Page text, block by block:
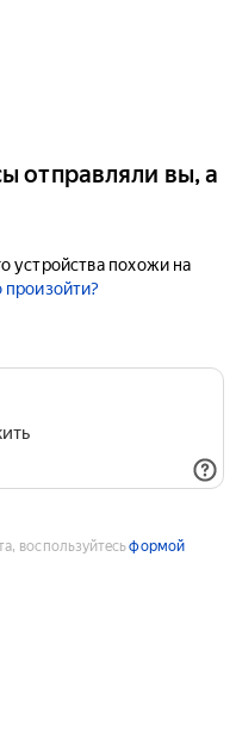
отправляли вы, а
устройства похожи на
произойти?
воспользуйтесьформой